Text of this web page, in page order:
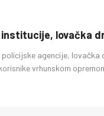
lovačka
agencije,
vrhunskom